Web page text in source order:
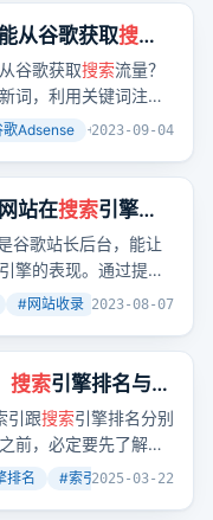
从谷歌获取搜索
。
谷歌获取搜索流量？
词，利用关键词注册
用户需求。
歌Adsense +2
2023-09-04
站在搜索引擎的
Console 使用入
谷歌站长后台，能让
引擎的表现。通过提交
站被收录的过程。而
排名。
#网站收录 #搜索引擎优化
2023-08-07
搜索引擎排名与原
引跟搜索引擎排名分别
前，必定要先了解一
。从你的网站文章发
排名 #索引 +2
2025-03-22